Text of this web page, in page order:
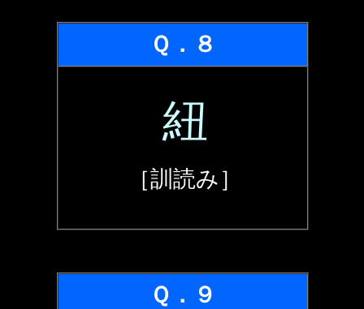
Ｑ．８
紐
［訓読み］
Ｑ．９